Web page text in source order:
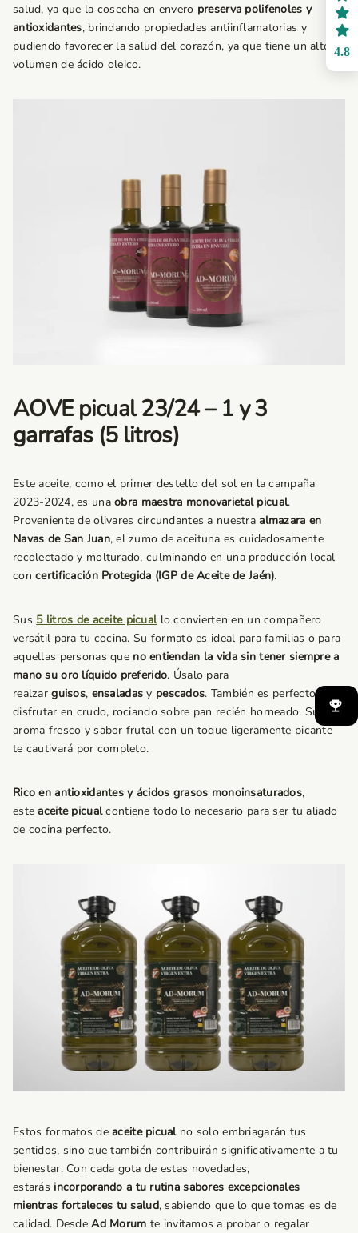
salud, ya que la cosecha en envero preserva polifenoles y
antioxidantes, brindando propiedades antiinflamatorias y
pudiendo favorecer la salud del corazón, ya que tiene un alto
volumen de ácido oleico.
AOVE picual 23/24 – 1 y 3
garrafas (5 litros)
Este aceite, como el primer destello del sol en la campaña
2023-2024, es una obra maestra monovarietal picual.
Proveniente de olivares circundantes a nuestra almazara en
Navas de San Juan, el zumo de aceituna es cuidadosamente
recolectado y molturado, culminando en una producción local
concertificación Protegida (IGP de Aceite de Jaén).
Sus 5 litros de aceite picual lo convierten en un compañero
versátil para tu cocina. Su formato es ideal para familias o para
aquellas personas que no entiendan la vida sin tener siempre a
mano su oro líquido preferido. Úsalo para
realzar guisos, ensaladas y pescados. También es perfecto para
disfrutar en crudo, rociando sobre pan recién horneado. Su
aroma fresco y sabor frutal con un toque ligeramente picante
te cautivará por completo.
Rico en antioxidantes y ácidos grasos monoinsaturados,
este aceite picual contiene todo lo necesario para ser tu aliado
de cocina perfecto.
Estos formatos de aceite picual no solo embriagarán tus
sentidos, sino que también contribuirán significativamente a tu
bienestar. Con cada gota de estas novedades,
estarás incorporando a tu rutina sabores excepcionales
mientras fortaleces tu salud, sabiendo que lo que tomas es de
calidad. Desde Ad Morum te invitamos a probar o regalar
4.8